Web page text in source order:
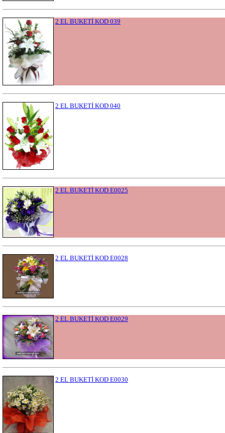
2 EL BUKETİ KOD 039
2 EL BUKETİ KOD 040
2 EL BUKETİ KOD E0025
2 EL BUKETİ KOD E0028
2 EL BUKETİ KOD E0029
2 EL BUKETİ KOD E0030